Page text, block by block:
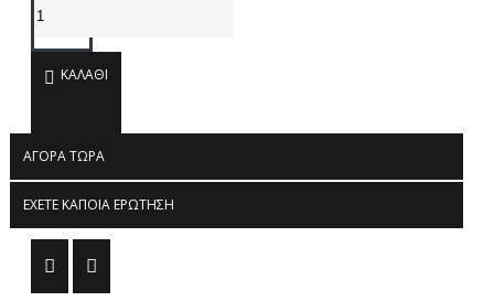
ΚΑΛΆΘΙ
ΑΓΟΡΆ ΤΏΡΑ
ΈΧΕΤΕ ΚΆΠΟΙΑ ΕΡΏΤΗΣΗ